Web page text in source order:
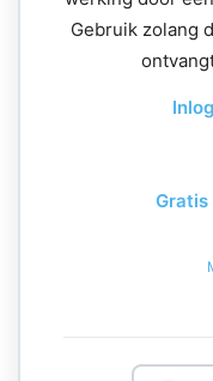
Gebruik zolang
Gratis